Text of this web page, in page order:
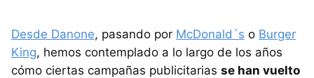
Desde Danone, pasando por McDonald´s o Burger
King, hemos contemplado a lo largo de los años
cómo ciertas campañas publicitarias se han vuelto